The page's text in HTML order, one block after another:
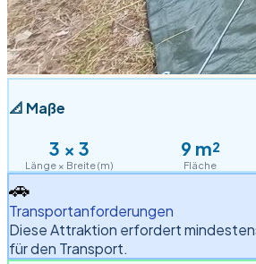
📐 Maße
3 × 3
Länge × Breite (m)
9 m²
Fläche
🚗
Transportanforderungen
Diese Attraktion erfordert
für den Transport.